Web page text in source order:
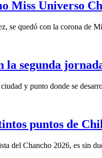
Miss Universo
se quedó con la corona de
segunda
y punto donde se
puntos de
del Chancho 2026, es sin